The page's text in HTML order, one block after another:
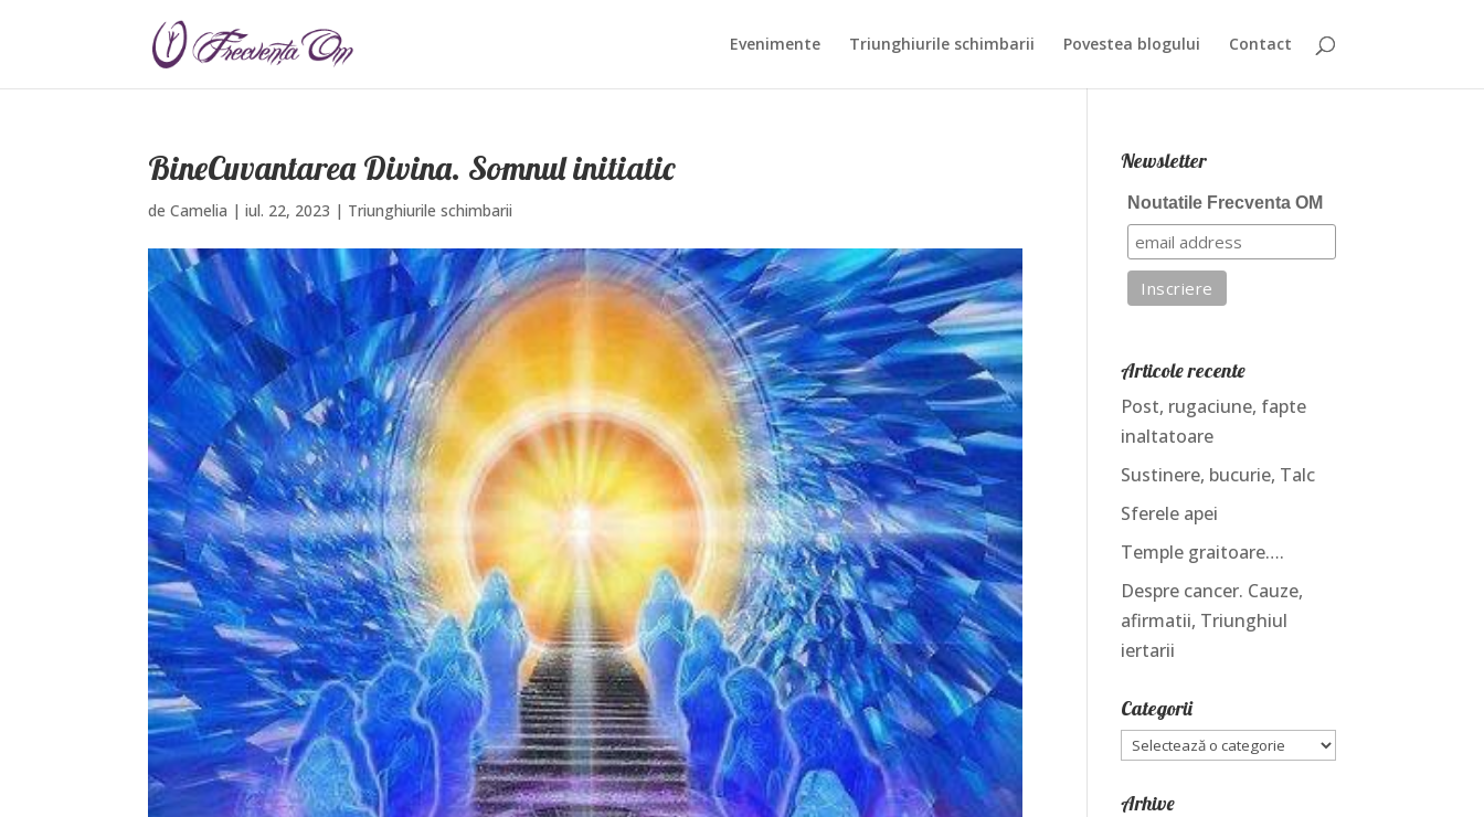
Evenimente Triunghiurile schimbarii Povestea blogului Contact
BineCuvantarea Divina. Somnul initiatic
deCamelia |iul. 22, 2023 | Triunghiurile schimbarii
Newsletter
Noutatile Frecventa OM
Articole recente
Post, rugaciune, fapte
inaltatoare
Sustinere, bucurie, Talc
Sferele apei
Temple graitoare….
Despre cancer. Cauze,
afirmatii, Triunghiul
iertarii
Categorii
Categorii
Arhive